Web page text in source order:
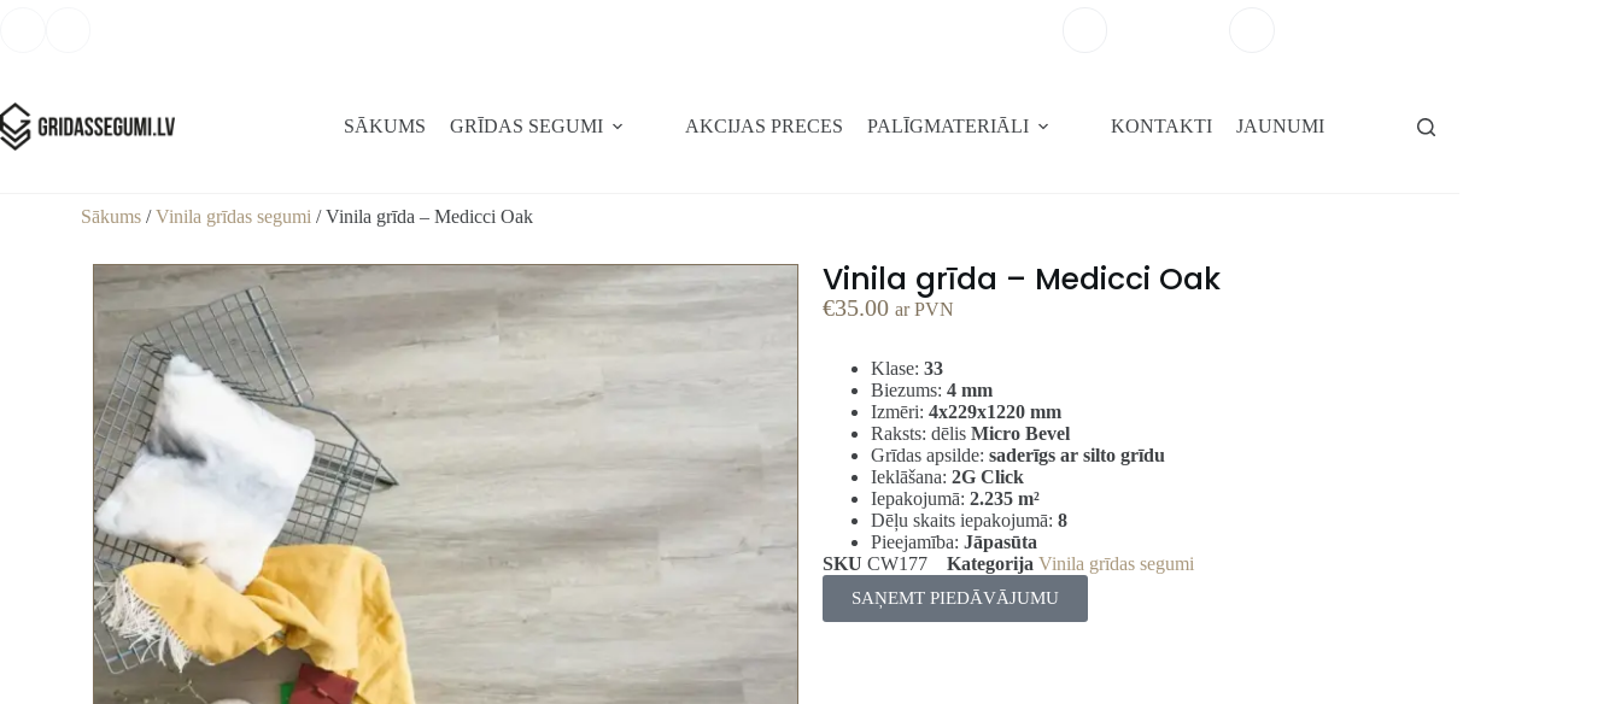
SĀKUMS GRĪDAS SEGUMI AKCIJAS PRECES PALĪGMATERIĀLI KONTAKTI JAUNUMI
Sākums /Vinila grīdas segumi / Vinila grīda – Medicci Oak
Vinila grīda – Medicci Oak
€35.00 ar PVN
Klase: 33
Biezums: 4 mm
Izmēri: 4x229x1220 mm
Raksts: dēlis Micro Bevel
Grīdas apsilde: saderīgs ar silto grīdu
Ieklāšana: 2G Click
Iepakojumā: 2.235 m²
Dēļu skaits iepakojumā: 8
Pieejamība: Jāpasūta
SKU CW177 Kategorija Vinila grīdas segumi
SAŅEMT PIEDĀVĀJUMU